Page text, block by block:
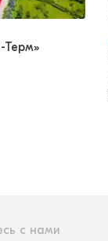
с нами